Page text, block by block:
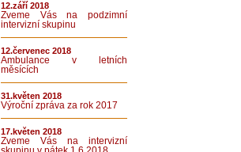
12.září 2018
Zveme Vás na podzimní
intervizní skupinu
12.červenec 2018
Ambulance v letních
měsících
31.květen 2018
Výroční zpráva za rok 2017
17.květen 2018
Zveme Vás na intervizní